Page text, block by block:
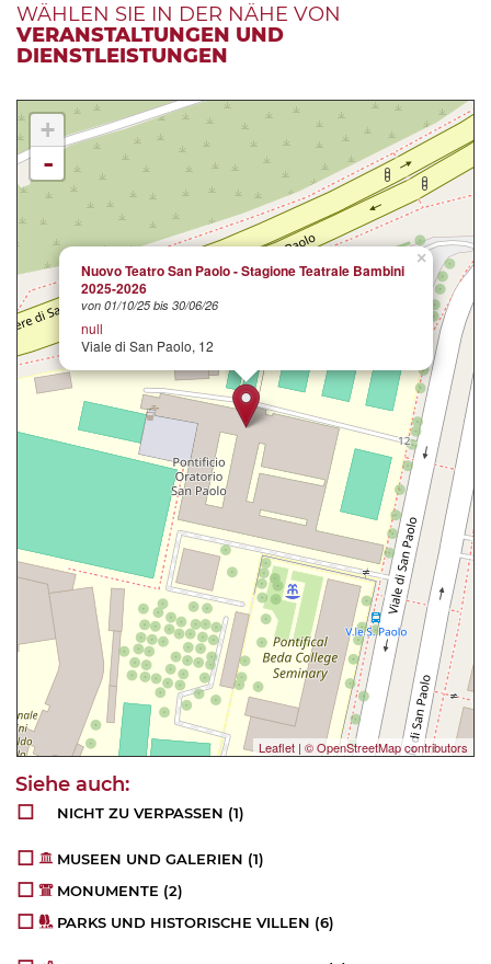
WÄHLEN SIE IN DER NÄHE VON
VERANSTALTUNGEN UND
DIENSTLEISTUNGEN
×
Nuovo Teatro San Paolo - Stagione Teatrale Bambini
2025-2026
von 01/10/25 bis 30/06/26
null
Viale di San Paolo, 12
+
-
Leaflet | © OpenStreetMap contributors
NICHT ZU VERPASSEN (1)
MUSEEN UND GALERIEN (1)
MONUMENTE (2)
PARKS UND HISTORISCHE VILLEN (6)